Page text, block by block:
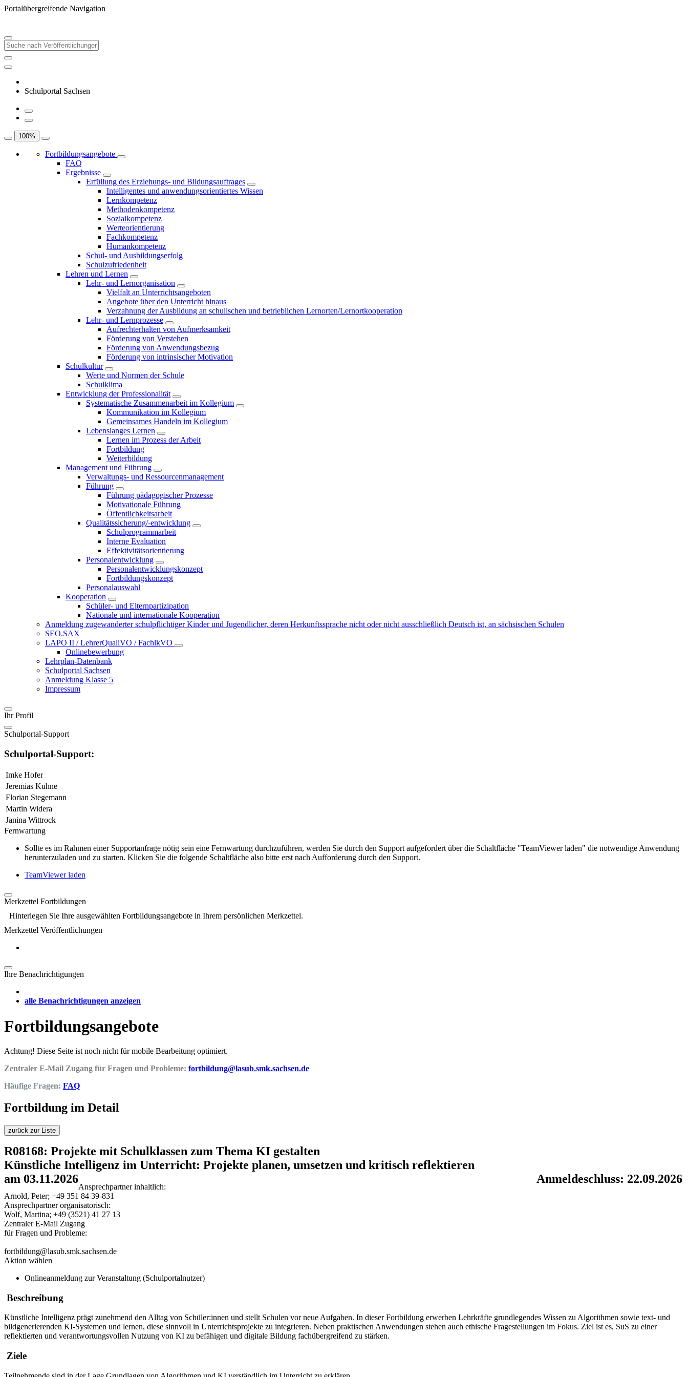
Portalübergreifende Navigation
Schulportal Sachsen
100%
Fortbildungsangebote
FAQ
Ergebnisse
Erfüllung des Erziehungs- und Bildungsauftrages
Intelligentes und anwendungsorientiertes Wissen
Lernkompetenz
Methodenkompetenz
Sozialkompetenz
Werteorientierung
Fachkompetenz
Humankompetenz
Schul- und Ausbildungserfolg
Schulzufriedenheit
Lehren und Lernen
Lehr- und Lernorganisation
Vielfalt an Unterrichtsangeboten
Angebote über den Unterricht hinaus
Verzahnung der Ausbildung an schulischen und betrieblichen Lernorten/Lernortkooperation
Lehr- und Lernprozesse
Aufrechterhalten von Aufmerksamkeit
Förderung von Verstehen
Förderung von Anwendungsbezug
Förderung von intrinsischer Motivation
Schulkultur
Werte und Normen der Schule
Schulklima
Entwicklung der Professionalität
Systematische Zusammenarbeit im Kollegium
Kommunikation im Kollegium
Gemeinsames Handeln im Kollegium
Lebenslanges Lernen
Lernen im Prozess der Arbeit
Fortbildung
Weiterbildung
Management und Führung
Verwaltungs- und Ressourcenmanagement
Führung
Führung pädagogischer Prozesse
Motivationale Führung
Öffentlichkeitsarbeit
Qualitätssicherung/-entwicklung
Schulprogrammarbeit
Interne Evaluation
Effektivitätsorientierung
Personalentwicklung
Personalentwicklungskonzept
Fortbildungskonzept
Personalauswahl
Kooperation
Schüler- und Elternpartizipation
Nationale und internationale Kooperation
Anmeldung zugewanderter schulpflichtiger Kinder und Jugendlicher, deren Herkunftssprache nicht oder nicht ausschließlich Deutsch ist, an sächsischen Schulen
SEO.SAX
LAPO II / LehrerQualiVO / FachlkVO
Onlinebewerbung
Lehrplan-Datenbank
Schulportal Sachsen
Anmeldung Klasse 5
Impressum
Ihr Profil
Schulportal-Support
Schulportal-Support:
Imke Hofer
Jeremias Kuhne
Florian Stegemann
Martin Widera
Janina Wittrock
Fernwartung
Sollte es im Rahmen einer Supportanfrage nötig sein eine Fernwartung durchzuführen, werden Sie durch den Support aufgefordert über die Schaltfläche "TeamViewer laden" die notwendige Anwendung
herunterzuladen und zu starten. Klicken Sie die folgende Schaltfläche also bitte erst nach Aufforderung durch den Support.
TeamViewer laden
Merkzettel Fortbildungen
Hinterlegen Sie Ihre ausgewählten Fortbildungsangebote in Ihrem persönlichen Merkzettel.
Merkzettel Veröffentlichungen
Ihre Benachrichtigungen
alle Benachrichtigungen anzeigen
Fortbildungsangebote
Achtung! Diese Seite ist noch nicht für mobile Bearbeitung optimiert.
Zentraler E-Mail Zugang für Fragen und Probleme: fortbildung@lasub.smk.sachsen.de
Häufige Fragen: FAQ
Fortbildung im Detail
zurück zur Liste
R08168: Projekte mit Schulklassen zum Thema KI gestalten
Künstliche Intelligenz im Unterricht: Projekte planen, umsetzen und kritisch reflektieren
am 03.11.2026
Anmeldeschluss: 22.09.2026
Ansprechpartner inhaltlich:
Arnold, Peter; +49 351 84 39-831
Ansprechpartner organisatorisch:
Wolf, Martina; +49 (3521) 41 27 13
Zentraler E-Mail Zugang
für Fragen und Probleme:
fortbildung@lasub.smk.sachsen.de
Aktion wählen
Onlineanmeldung zur Veranstaltung (Schulportalnutzer)
Beschreibung
Künstliche Intelligenz prägt zunehmend den Alltag von Schüler:innen und stellt Schulen vor neue Aufgaben. In dieser Fortbildung erwerben Lehrkräfte grundlegendes Wissen zu Algorithmen sowie text- und
bildgenerierenden KI-Systemen und lernen, diese sinnvoll in Unterrichtsprojekte zu integrieren. Neben praktischen Anwendungen stehen auch ethische Fragestellungen im Fokus. Ziel ist es, SuS zu einer
reflektierten und verantwortungsvollen Nutzung von KI zu befähigen und digitale Bildung fachübergreifend zu stärken.
Ziele